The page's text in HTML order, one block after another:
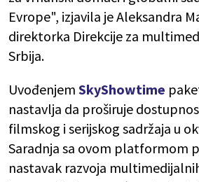
Evrope", izjavila je Aleksandra
direktorka Direkcije za
Srbija.
Uvođenjem SkyShowtime
nastavlja da proširuje
filmskog i serijskog sadržaja u
Saradnja sa ovom platformom
nastavak razvoja